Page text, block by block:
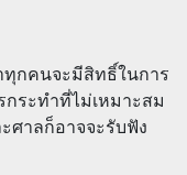
กคนจะมีสิทธิ์ในการ
ระทำที่ไม่เหมาะสม
ศาลก็อาจจะรับฟัง